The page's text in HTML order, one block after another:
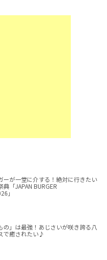
ーが一堂に介する！絶対に行きたい
「JAPAN BURGER
」
の」は最強！あじさいが咲き誇る八
で癒されたい♪